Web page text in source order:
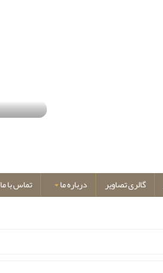
گالری تصاویر درباره ما تماس با ما